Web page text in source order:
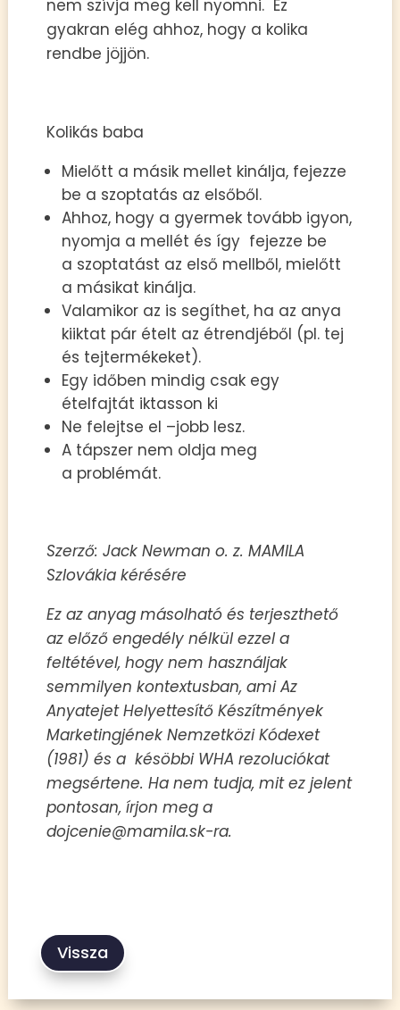
nem szívja meg kell nyomni. Ez
gyakran elég ahhoz, hogy a kolika
rendbe jöjjön.
Kolikás baba
Mielőtt a másik mellet kinálja, fejezze
be a szoptatás az elsőből.
Ahhoz, hogy a gyermek tovább igyon,
nyomja a mellét és így fejezze be
a szoptatást az első mellből, mielőtt
a másikat kinálja.
Valamikor az is segíthet, ha az anya
kiiktat pár ételt az étrendjéből (pl. tej
és tejtermékeket).
Egy időben mindig csak egy
ételfajtát iktasson ki
Ne felejtse el –jobb lesz.
A tápszer nem oldja meg
a problémát.
Szerző: Jack Newman o. z. MAMILA
Szlovákia kérésére
Ez az anyag másolható és terjeszthető
az előző engedély nélkül ezzel a
feltétével, hogy nem használjak
semmilyen kontextusban, ami Az
Anyatejet Helyettesítő Készítmények
Marketingjének Nemzetközi Kódexet
(1981) és a késöbbi WHA rezoluciókat
megsértene. Ha nem tudja, mit ez jelent
pontosan, írjon meg a
dojcenie@mamila.sk-ra.
Vissza